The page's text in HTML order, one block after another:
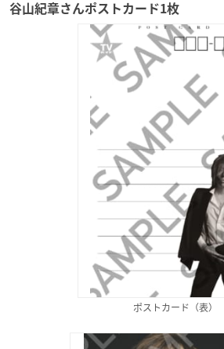
谷山紀章さんポストカード1枚
ポストカード（表）